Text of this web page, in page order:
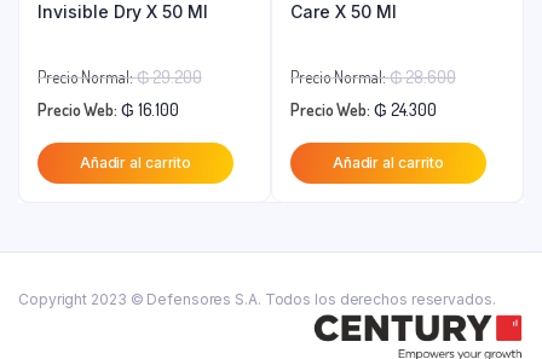
Invisible Dry X 50 Ml
Precio Normal:₲29.200El
original
era:
Precio Web: ₲ 16.100
precio
actual
Añadir al carrito
Care X 50 Ml
Precio Normal:₲28.600El
original
era:
Precio Web: ₲ 24.300
precio
actual
Añadir al carrito
Copyright 2023 © Defensores S.A. Todos los derechos reservados.